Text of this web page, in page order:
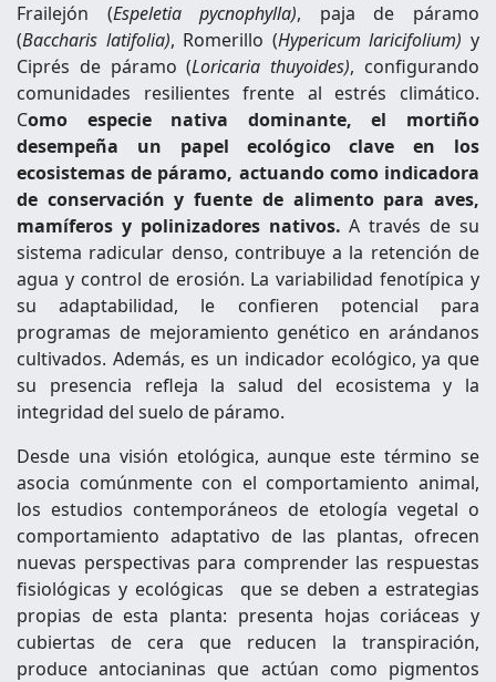
Frailejón (Espeletia pycnophylla), paja de páramo
(Baccharis latifolia), Romerillo (Hypericum laricifolium) y
Ciprés de páramo (Loricaria thuyoides), configurando
comunidades resilientes frente al estrés climático.
Como especie nativa dominante, el mortiño
desempeña un papel ecológico clave en los
ecosistemas de páramo, actuando como indicadora
de conservación y fuente de alimento para aves,
mamíferos y polinizadores nativos. A través de su
sistema radicular denso, contribuye a la retención de
agua y control de erosión. La variabilidad fenotípica y
su adaptabilidad, le confieren potencial para
programas de mejoramiento genético en arándanos
cultivados. Además, es un indicador ecológico, ya que
su presencia refleja la salud del ecosistema y la
integridad del suelo de páramo.
Desde una visión etológica, aunque este término se
asocia comúnmente con el comportamiento animal,
los estudios contemporáneos de etología vegetal o
comportamiento adaptativo de las plantas, ofrecen
nuevas perspectivas para comprender las respuestas
fisiológicas y ecológicas que se deben a estrategias
propias de esta planta: presenta hojas coriáceas y
cubiertas de cera que reducen la transpiración,
produce antocianinas que actúan como pigmentos